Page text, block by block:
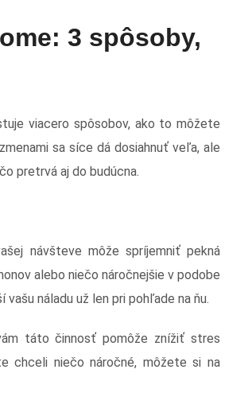
3 spôsoby,
viacero spôsobov, ako to môžete
sa síce dá dosiahnuť veľa, ale
pretrvá aj do budúcna.
návšteve môže spríjemniť pekná
alebo niečo náročnejšie v podobe
náladu už len pri pohľade na ňu.
táto činnosť pomôže znížiť stres
chceli niečo náročné, môžete si na